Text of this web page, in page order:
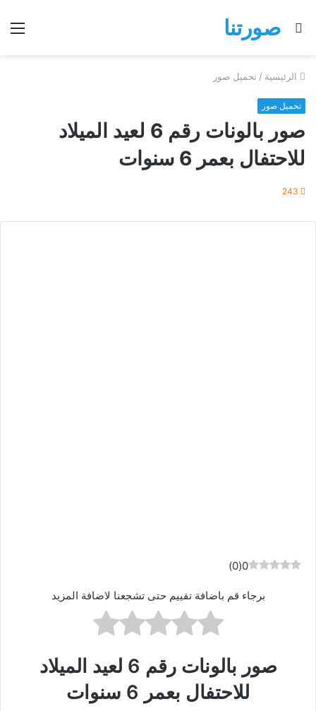
صورتنا
بحث
الرئيسية / تحميل صور
تحميل صور
صور بالونات رقم 6 لعيد الميلاد
للاحتفال بعمر 6 سنوات
243
0
(
0
)
برجاء قم باضافة تقييم حتى تشجعنا لاضافة المزيد
صور بالونات رقم 6 لعيد الميلاد
للاحتفال بعمر 6 سنوات